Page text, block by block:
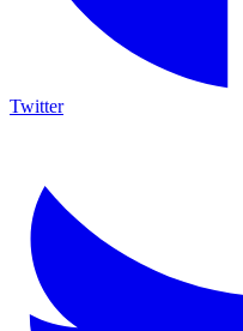
Twitter